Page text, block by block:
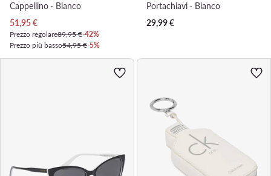
Cappellino · Bianco
Prezzo attuale
51,95€
Prezzo regolare89,95 €-42%
Prezzo più basso54,95 €-5%
Portachiavi · Bianco
29,99€